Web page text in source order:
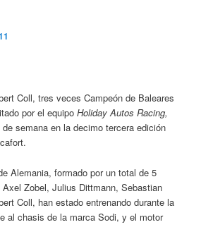
Coll, tres veces Campeón de Baleares
por el equipoHoliday Autos Racing,
semana en la decimo tercera edición
Alemania, formado por un total de 5
Zobel, Julius Dittmann, Sebastian
Coll, han estado entrenando durante la
al chasis de la marca Sodi, y el motor